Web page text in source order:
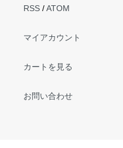
RSS /ATOM
マイアカウント
カートを見る
お問い合わせ